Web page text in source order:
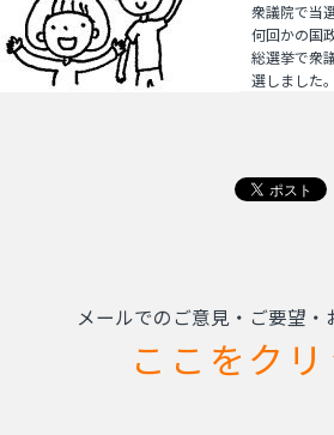
衆議院で当
何回かの国
総選挙で衆
選しました。
メールでのご意見・ご要望・
ここをク